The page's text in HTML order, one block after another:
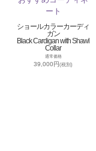
ショールカラーカーディ
ガン
Black Cardigan with Shawl
Collar
通常価格
39,000円(税別)